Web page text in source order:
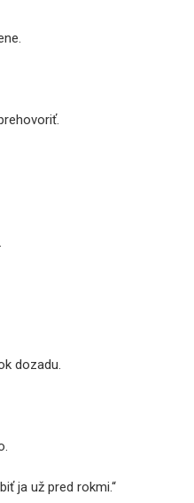
dozadu.
ja už pred rokmi.“